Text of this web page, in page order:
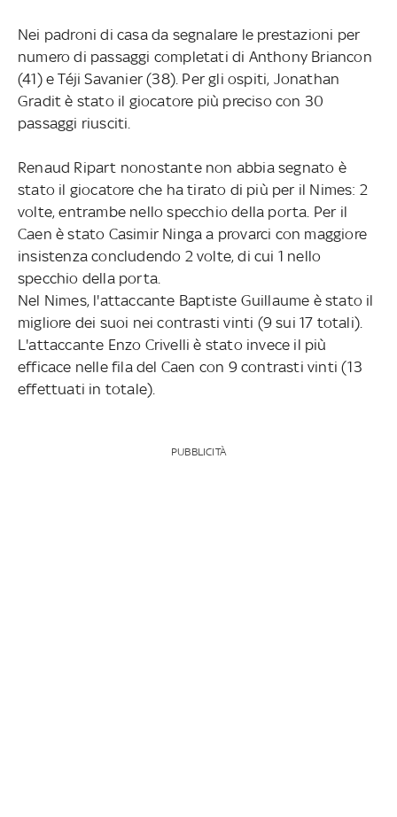
Nei padroni di casa da segnalare le prestazioni per
numero di passaggi completati di Anthony Briancon
(41) e Téji Savanier (38). Per gli ospiti, Jonathan
Gradit è stato il giocatore più preciso con 30
passaggi riusciti.
Renaud Ripart nonostante non abbia segnato è
stato il giocatore che ha tirato di più per il Nimes: 2
volte, entrambe nello specchio della porta. Per il
Caen è stato Casimir Ninga a provarci con maggiore
insistenza concludendo 2 volte, di cui 1 nello
specchio della porta.
Nel Nimes, l'attaccante Baptiste Guillaume è stato il
migliore dei suoi nei contrasti vinti (9 sui 17 totali).
L'attaccante Enzo Crivelli è stato invece il più
efficace nelle fila del Caen con 9 contrasti vinti (13
effettuati in totale).
PUBBLICITÀ